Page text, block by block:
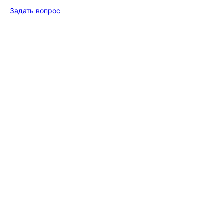
Задать вопрос